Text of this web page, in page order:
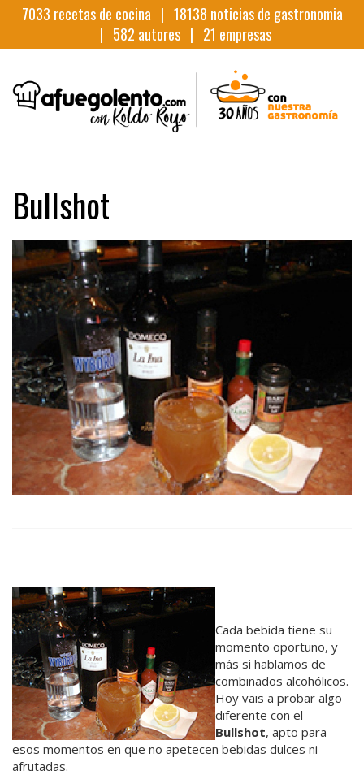
7033 recetas de cocina | 18138 noticias de gastronomia
| 582 autores | 21 empresas
Bullshot
Cada bebida tiene su
momento oportuno, y
más si hablamos de
combinados alcohólicos.
Hoy vais a probar algo
diferente con el
Bullshot, apto para
esos momentos en que no apetecen bebidas dulces ni
afrutadas.